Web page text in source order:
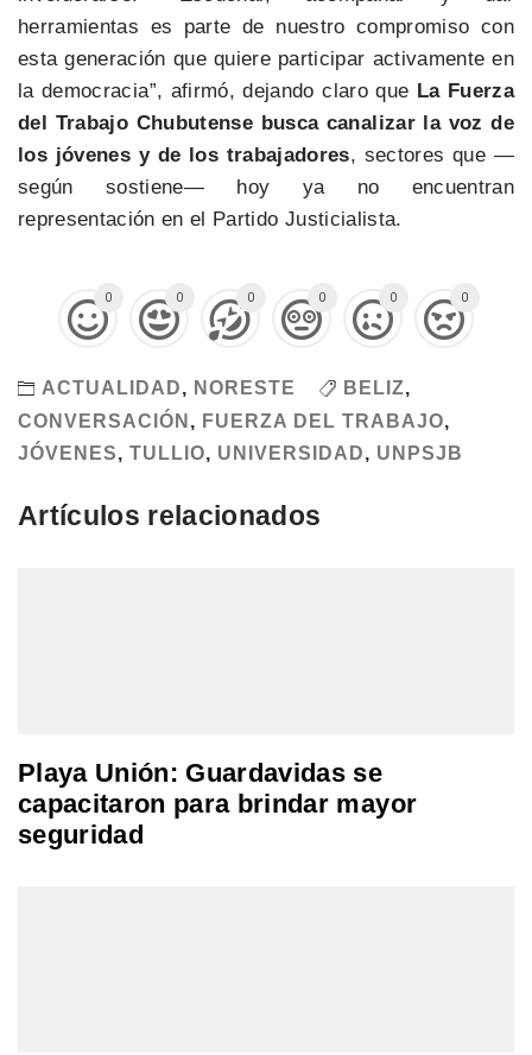
herramientas es parte de nuestro compromiso con
esta generación que quiere participar activamente en
la democracia”, afirmó, dejando claro que La Fuerza
del Trabajo Chubutense busca canalizar la voz de
los jóvenes y de los trabajadores, sectores que —
según sostiene— hoy ya no encuentran
representación en el Partido Justicialista.
0 0 0 0 0 0
ACTUALIDAD, NORESTE BELIZ,
CONVERSACIÓN, FUERZA DEL TRABAJO,
JÓVENES, TULLIO, UNIVERSIDAD, UNPSJB
Artículos relacionados
Playa Unión: Guardavidas se
capacitaron para brindar mayor
seguridad